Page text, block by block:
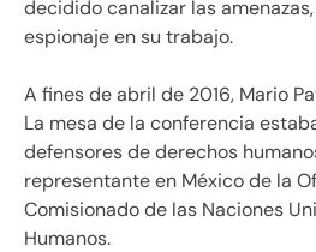
decidido canalizar las
espionaje en su trabajo.
A fines de abril de 2016, Mario
La mesa de la conferencia
defensores de derechos
representante en México de la
Comisionado de las Naciones
Humanos.